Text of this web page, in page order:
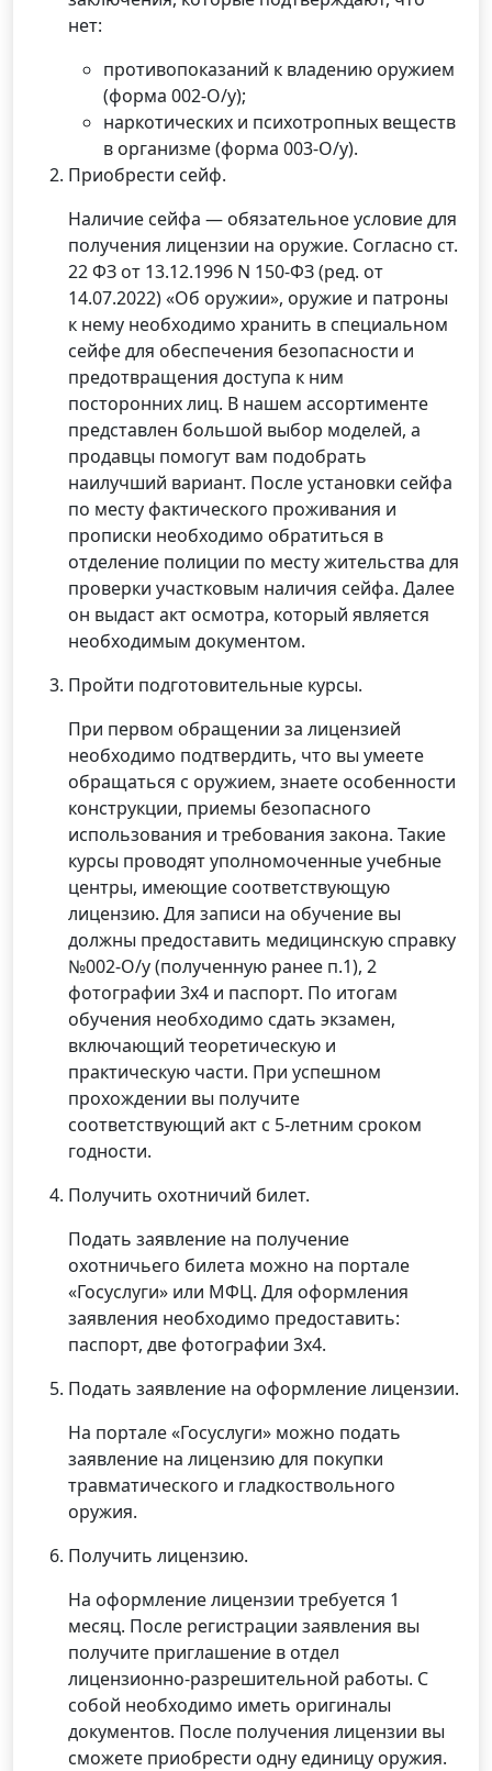
нет:
противопоказаний к владению оружием
(форма 002-О/у);
наркотических и психотропных веществ
в организме (форма 003-О/у).
Приобрести сейф.
Наличие сейфа — обязательное условие для
получения лицензии на оружие. Согласно ст.
22 ФЗ от 13.12.1996 N 150-ФЗ (ред. от
14.07.2022) «Об оружии», оружие и патроны
к нему необходимо хранить в специальном
сейфе для обеспечения безопасности и
предотвращения доступа к ним
посторонних лиц. В нашем ассортименте
представлен большой выбор моделей, а
продавцы помогут вам подобрать
наилучший вариант. После установки сейфа
по месту фактического проживания и
прописки необходимо обратиться в
отделение полиции по месту жительства для
проверки участковым наличия сейфа. Далее
он выдаст акт осмотра, который является
необходимым документом.
Пройти подготовительные курсы.
При первом обращении за лицензией
необходимо подтвердить, что вы умеете
обращаться с оружием, знаете особенности
конструкции, приемы безопасного
использования и требования закона. Такие
курсы проводят уполномоченные учебные
центры, имеющие соответствующую
лицензию. Для записи на обучение вы
должны предоставить медицинскую справку
№002-О/у (полученную ранее п.1), 2
фотографии 3х4 и паспорт. По итогам
обучения необходимо сдать экзамен,
включающий теоретическую и
практическую части. При успешном
прохождении вы получите
соответствующий акт с 5-летним сроком
годности.
Получить охотничий билет.
Подать заявление на получение
охотничьего билета можно на портале
«Госуслуги» или МФЦ. Для оформления
заявления необходимо предоставить:
паспорт, две фотографии 3х4.
Подать заявление на оформление лицензии.
На портале «Госуслуги» можно подать
заявление на лицензию для покупки
травматического и гладкоствольного
оружия.
Получить лицензию.
На оформление лицензии требуется 1
месяц. После регистрации заявления вы
получите приглашение в отдел
лицензионно-разрешительной работы. С
собой необходимо иметь оригиналы
документов. После получения лицензии вы
сможете приобрести одну единицу оружия.